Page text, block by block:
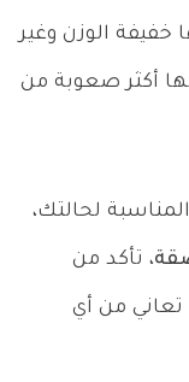
خفيفة الوزن وغير
أكثر صعوبة من
لحالتك،
، تأكد من
تعاني من أي